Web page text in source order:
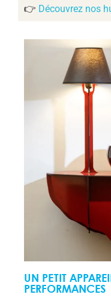
👉 Découvrez nos
UN PETIT
PERFORMANCES